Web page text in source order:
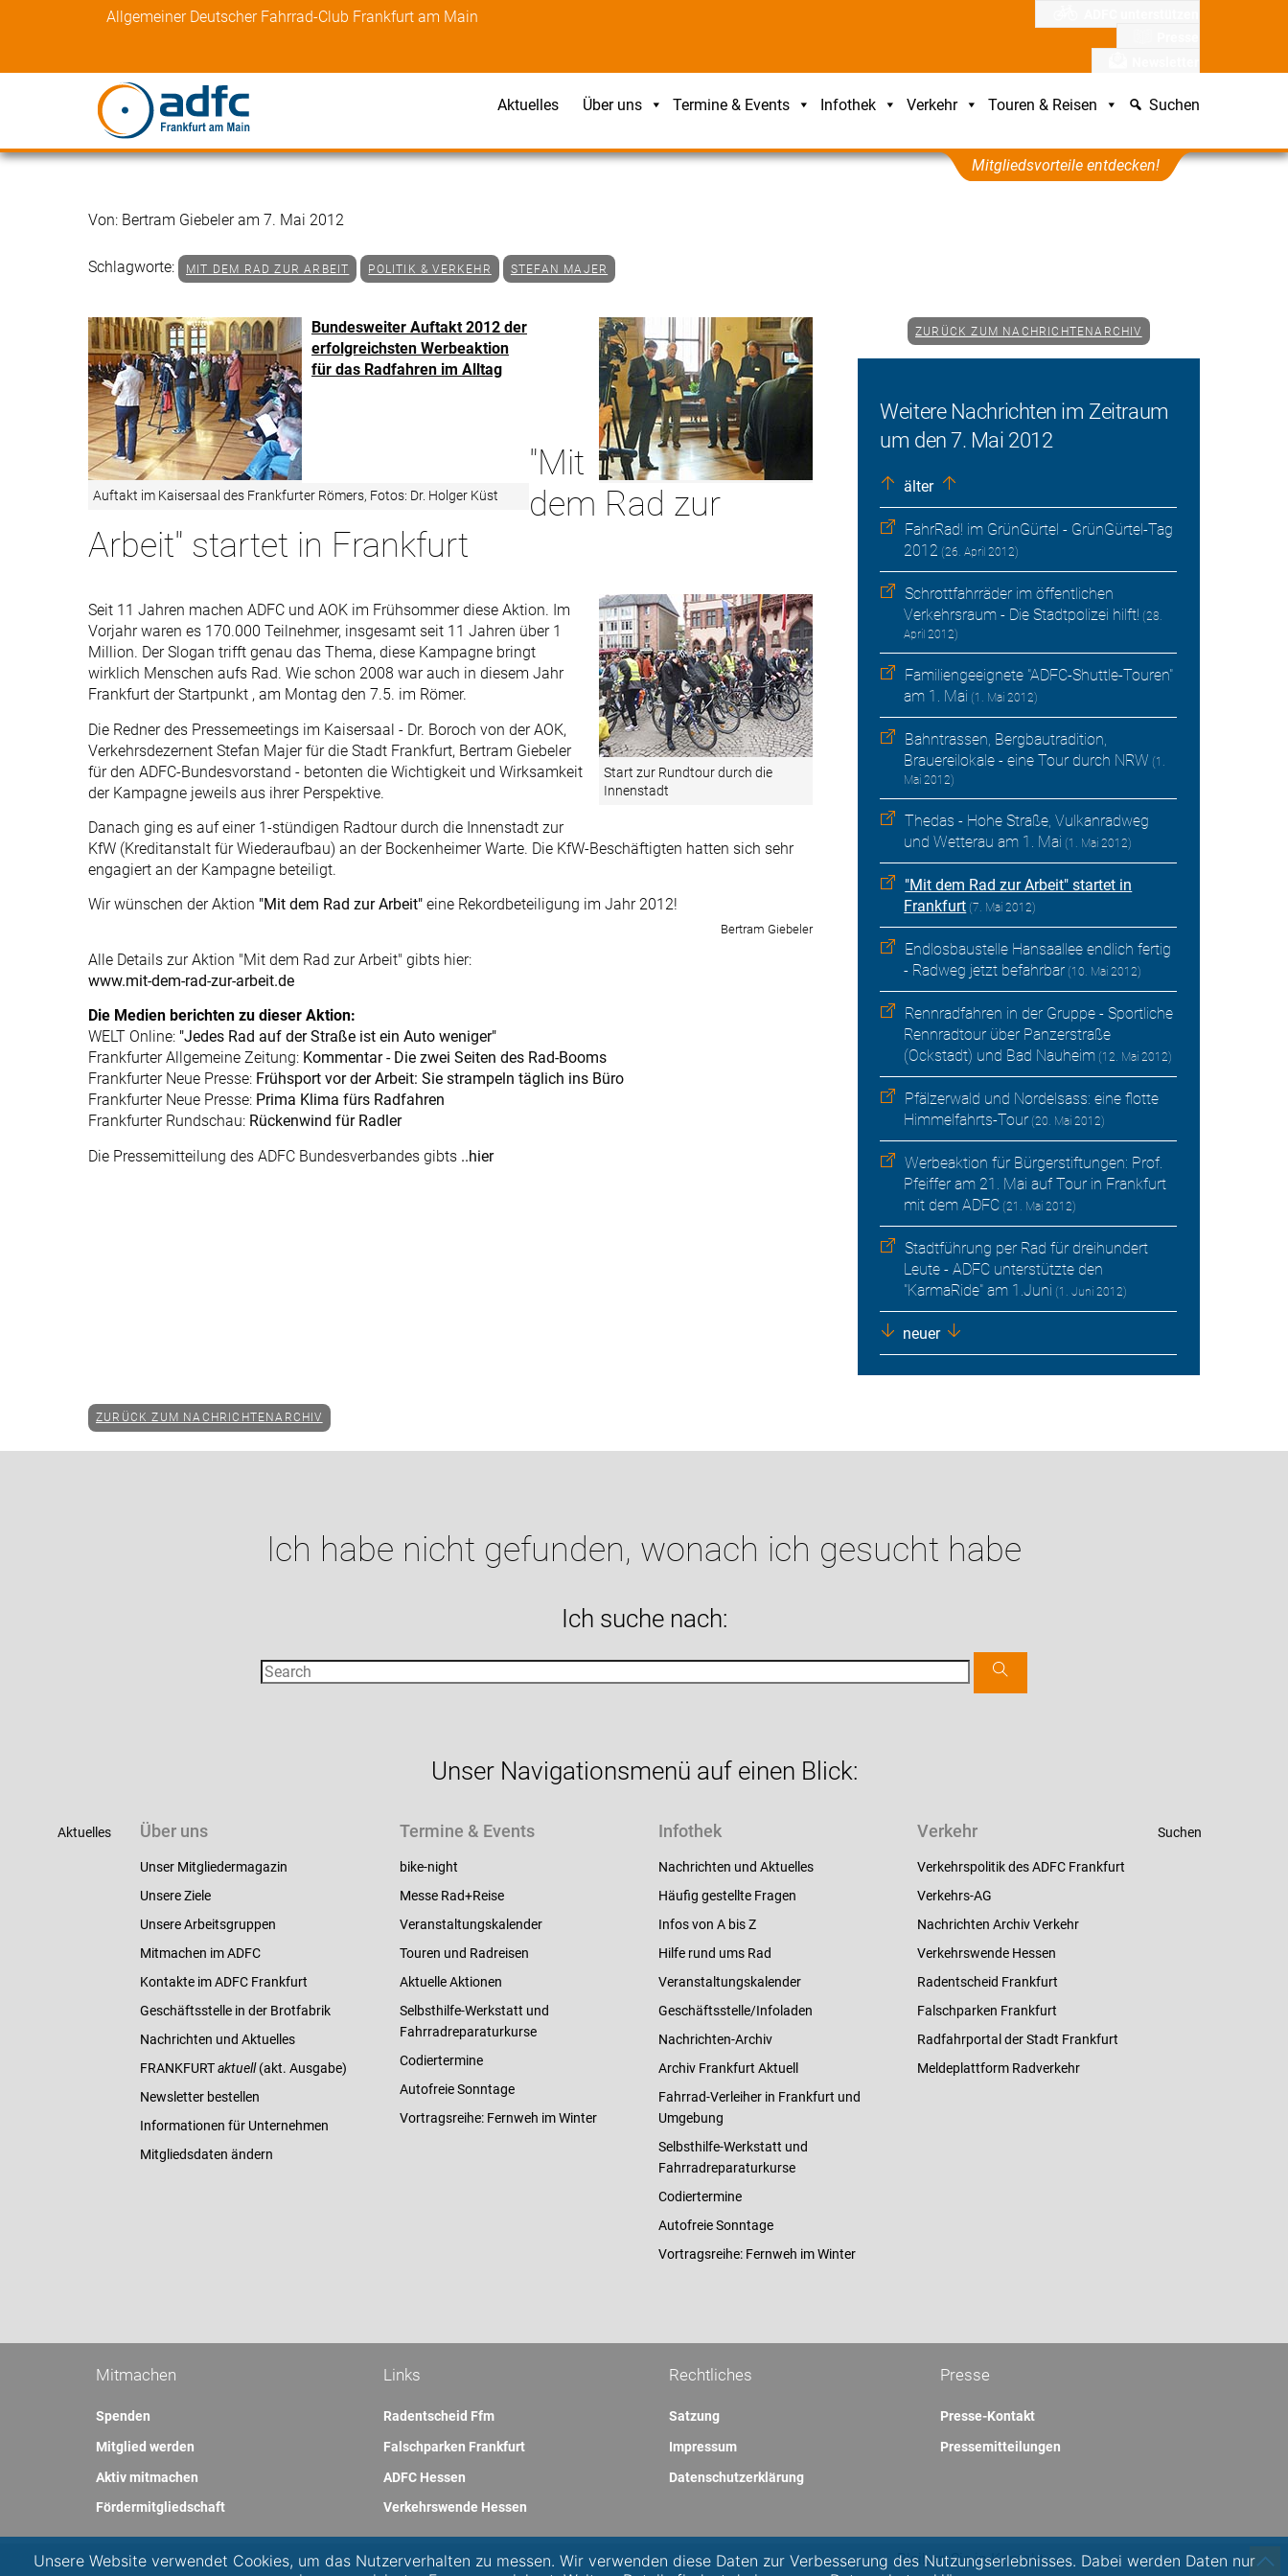
Allgemeiner Deutscher Fahrrad-Club Frankfurt am Main
Aktuelles Über uns Termine & Events Infothek Verkehr Touren & Reisen Suchen
Mitgliedsvorteile entdecken!
Von: Bertram Giebeler am 7. Mai 2012
Schlagworte: MIT DEM RAD ZUR ARBEIT POLITIK & VERKEHR STEFAN MAJER
Auftakt im Kaisersaal des Frankfurter Römers, Fotos: Dr. Holger Küst
Bundesweiter Auftakt 2012 der
erfolgreichsten Werbeaktion
für das Radfahren im Alltag
"Mit
dem Rad zur
Arbeit" startet in Frankfurt
Start zur Rundtour durch die
Innenstadt
Seit 11 Jahren machen ADFC und AOK im Frühsommer diese Aktion. Im
Vorjahr waren es 170.000 Teilnehmer, insgesamt seit 11 Jahren über 1
Million. Der Slogan trifft genau das Thema, diese Kampagne bringt
wirklich Menschen aufs Rad. Wie schon 2008 war auch in diesem Jahr
Frankfurt der Startpunkt , am Montag den 7.5. im Römer.
Die Redner des Pressemeetings im Kaisersaal - Dr. Boroch von der AOK,
Verkehrsdezernent Stefan Majer für die Stadt Frankfurt, Bertram Giebeler
für den ADFC-Bundesvorstand - betonten die Wichtigkeit und Wirksamkeit
der Kampagne jeweils aus ihrer Perspektive.
Danach ging es auf einer 1-stündigen Radtour durch die Innenstadt zur
KfW (Kreditanstalt für Wiederaufbau) an der Bockenheimer Warte. Die KfW-Beschäftigten hatten sich sehr
engagiert an der Kampagne beteiligt.
Wir wünschen der Aktion "Mit dem Rad zur Arbeit" eine Rekordbeteiligung im Jahr 2012!
Bertram Giebeler
Alle Details zur Aktion "Mit dem Rad zur Arbeit" gibts hier:
www.mit-dem-rad-zur-arbeit.de
Die Medien berichten zu dieser Aktion:
WELT Online: "Jedes Rad auf der Straße ist ein Auto weniger"
Frankfurter Allgemeine Zeitung: Kommentar - Die zwei Seiten des Rad-Booms
Frankfurter Neue Presse: Frühsport vor der Arbeit: Sie strampeln täglich ins Büro
Frankfurter Neue Presse: Prima Klima fürs Radfahren
Frankfurter Rundschau: Rückenwind für Radler
Die Pressemitteilung des ADFC Bundesverbandes gibts ..hier
ZURÜCK ZUM NACHRICHTENARCHIV
Weitere Nachrichten im Zeitraum
um den 7. Mai 2012
älter
FahrRad! im GrünGürtel - GrünGürtel-Tag
2012 (26. April 2012)
Schrottfahrräder im öffentlichen
Verkehrsraum - Die Stadtpolizei hilft! (28.
April 2012)
Familiengeeignete "ADFC-Shuttle-Touren"
am 1. Mai (1. Mai 2012)
Bahntrassen, Bergbautradition,
Brauereilokale - eine Tour durch NRW (1.
Mai 2012)
Thedas - Hohe Straße, Vulkanradweg
und Wetterau am 1. Mai (1. Mai 2012)
"Mit dem Rad zur Arbeit" startet in
Frankfurt (7. Mai 2012)
Endlosbaustelle Hansaallee endlich fertig
- Radweg jetzt befahrbar (10. Mai 2012)
Rennradfahren in der Gruppe - Sportliche
Rennradtour über Panzerstraße
(Ockstadt) und Bad Nauheim (12. Mai 2012)
Pfälzerwald und Nordelsass: eine flotte
Himmelfahrts-Tour (20. Mai 2012)
Werbeaktion für Bürgerstiftungen: Prof.
Pfeiffer am 21. Mai auf Tour in Frankfurt
mit dem ADFC (21. Mai 2012)
Stadtführung per Rad für dreihundert
Leute - ADFC unterstützte den
"KarmaRide" am 1.Juni (1. Juni 2012)
neuer
ZURÜCK ZUM NACHRICHTENARCHIV
Ich habe nicht gefunden, wonach ich gesucht habe
Ich suche nach:
Unser Navigationsmenü auf einen Blick:
Aktuelles Über uns
Unser Mitgliedermagazin
Unsere Ziele
Unsere Arbeitsgruppen
Mitmachen im ADFC
Kontakte im ADFC Frankfurt
Geschäftsstelle in der Brotfabrik
Nachrichten und Aktuelles
FRANKFURTaktuell(akt. Ausgabe)
Newsletter bestellen
Informationen für Unternehmen
Mitgliedsdaten ändern
Termine & Events
bike-night
Messe Rad+Reise
Veranstaltungskalender
Touren und Radreisen
Aktuelle Aktionen
Selbsthilfe-Werkstatt und
Fahrradreparaturkurse
Codiertermine
Autofreie Sonntage
Vortragsreihe: Fernweh im Winter
Infothek
Nachrichten und Aktuelles
Häufig gestellte Fragen
Infos von A bis Z
Hilfe rund ums Rad
Veranstaltungskalender
Geschäftsstelle/Infoladen
Nachrichten-Archiv
Archiv Frankfurt Aktuell
Fahrrad-Verleiher in Frankfurt und
Umgebung
Selbsthilfe-Werkstatt und
Fahrradreparaturkurse
Codiertermine
Autofreie Sonntage
Vortragsreihe: Fernweh im Winter
Verkehr
Verkehrspolitik des ADFC Frankfurt
Verkehrs-AG
Nachrichten Archiv Verkehr
Verkehrswende Hessen
Radentscheid Frankfurt
Falschparken Frankfurt
Radfahrportal der Stadt Frankfurt
Meldeplattform Radverkehr
Suchen
Mitmachen
Spenden
Mitglied werden
Aktiv mitmachen
Fördermitgliedschaft
Links
Radentscheid Ffm
Falschparken Frankfurt
ADFC Hessen
Verkehrswende Hessen
Rechtliches
Satzung
Impressum
Datenschutzerklärung
Presse
Presse-Kontakt
Pressemitteilungen
Bleiben Sie in Kontakt:
Unsere Website verwendet Cookies, um das Nutzerverhalten zu messen. Wir verwenden diese Daten zur Verbesserung des Nutzungserlebnisses. Dabei werden Daten nur